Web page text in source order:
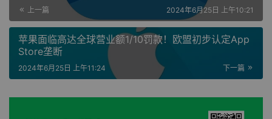
上一篇 2024年6月25日 上午10:21
苹果面临高达全球营业额1/10罚款！欧盟初步认定App
Store垄断
下一篇
2024年6月25日 上午11:24